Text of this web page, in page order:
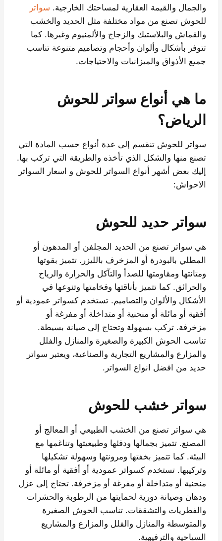
والجمال والقيمة العقارية لمساحتك الخارجية. سواتر
للحوش تصنع من مواد مختلفة مثل الحديد والخشب
والقماش والبلاستيك والزجاج والألمنيوم وغيرها. كما
تتوفر بأشكال وألوان وأحجام وتصاميم متنوعة تناسب
جميع الأذواق والميزانيات والاحتياجات.
ما هي أنواع سواتر للحوش
الرياض؟
سواتر للحوش تنقسم إلى عدة أنواع حسب المادة التي
تصنع منها والشكل الذي تأخذه والطريقة التي تركب بها.
إليك بعض أشهر أنواع السواتر للحوش و اسعار السواتر
الاحواش:
سواتر حديد للحوش
هي سواتر تصنع من الحديد المجلفن أو المدهون أو
المطلي بالبودرة أو المزخرف بالليزر. تتميز بقوتها
ومتانتها ومقاومتها للصدأ والتآكل والحرارة والرياح
والحرائق. كما تتميز بأناقتها وفخامتها وتنوعها في
الأشكال والألوان والتصاميم. تستخدم كسواتر عمودية أو
أفقية أو مائلة أو منحنية أو متداخلة أو مفرغة أو
مزخرفة. تركب بسهولة وتحتاج إلى صيانة بسيطة.
تناسب الحوش الكبيرة والصغيرة والمنازل والفلل
والمزارع والمشاريع التجارية والصناعية، ويعتبر سواتر
حديد من افضل انواع السواتر.
سواتر خشب للحوش
هي سواتر تصنع من الخشب الطبيعي أو المعالج أو
المصنع. تتميز بجمالها ودفئها وطبيعيتها وتناغمها مع
البيئة. كما تتميز بخفتها ومرونتها وسهولة تشكيلها
وتركيبها. تستخدم كسواتر عمودية أو أفقية أو مائلة أو
منحنية أو متداخلة أو مفرغة أو مزخرفة. تحتاج إلى عزل
ودهان وصيانة دورية لحمايتها من الرطوبة والحشرات
والفطريات والتشققات. تناسب الحوش الصغيرة
والمتوسطة والمنازل والفلل والمزارع والمشاريع
السياحية والترفيهية.